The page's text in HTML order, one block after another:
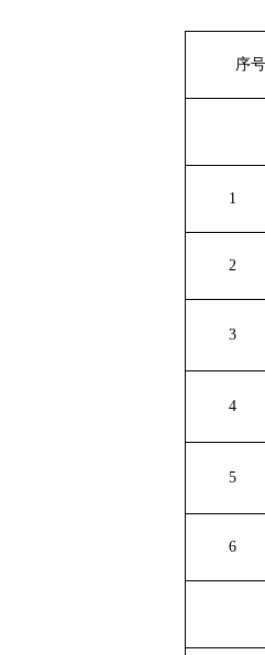
序号
1
2
3
4
5
6